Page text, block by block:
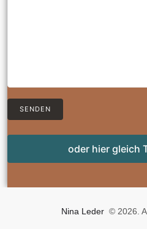
oder hier gleich
Nina Leder © 2026.